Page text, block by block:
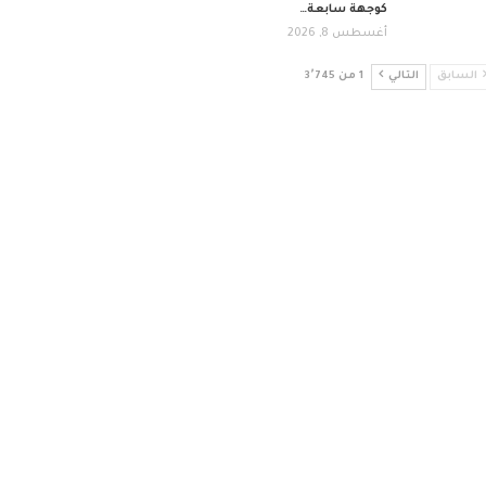
كوجهة سابعة…
أغسطس 8, 2026
السابق التالي 1 من 3٬745